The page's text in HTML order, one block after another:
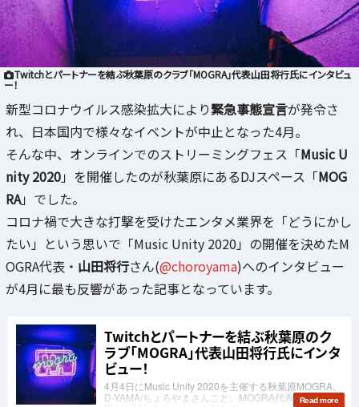
Twitchとパートナーを結ぶ秋葉原のクラブ「MOGRA」代表山田将行氏にインタビュ
ー！
新型コロナウイルス感染拡大により緊急事態宣言が発令さ
れ、日本国内で様々なイベントが中止となった4月。
そんな中、オンラインでのストリーミングフェス「Music U
nity 2020」を開催したのが秋葉原にあるDJスペース「MOG
RA」でした。
コロナ禍で大きな打撃を受けたエンタメ業界を「どうにかし
たい」という思いで「Music Unity 2020」の開催を決めたM
OGRA代表・ 山田将行さん(@choroyama)へのインタビュー
が4月に最も反響があった記事となっています。